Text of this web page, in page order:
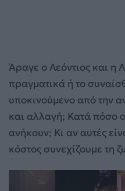
Άραγε ο Λεόντιος και η
πραγματικά ή το
υποκινούμενο από την
και αλλαγή; Κατά πόσο
ανήκουν; Κι αν αυτές
κόστος συνεχίζουμε τη